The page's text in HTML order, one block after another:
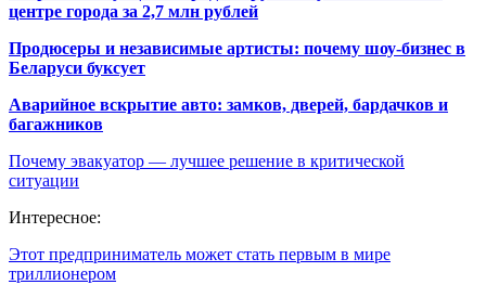
центре города за 2,7 млн рублей
Продюсеры и независимые артисты: почему шоу-бизнес в
Беларуси буксует
Аварийное вскрытие авто: замков, дверей, бардачков и
багажников
Почему эвакуатор — лучшее решение в критической
ситуации
Интересное:
Этот предприниматель может стать первым в мире
триллионером